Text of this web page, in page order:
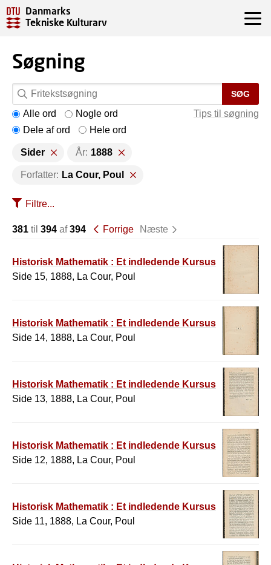
Danmarks
Tekniske Kulturarv
Søgning
SØG
Tips til søgning
Alle ord
Nogle ord
Dele af ord
Hele ord
Sider År: 1888
Forfatter: La Cour, Poul
Filtre...
381 til 394 af394 Forrige Næste
Historisk Mathematik : Et indledende Kursus
Side 15, 1888, La Cour, Poul
Historisk Mathematik : Et indledende Kursus
Side 14, 1888, La Cour, Poul
Historisk Mathematik : Et indledende Kursus
Side 13, 1888, La Cour, Poul
Historisk Mathematik : Et indledende Kursus
Side 12, 1888, La Cour, Poul
Historisk Mathematik : Et indledende Kursus
Side 11, 1888, La Cour, Poul